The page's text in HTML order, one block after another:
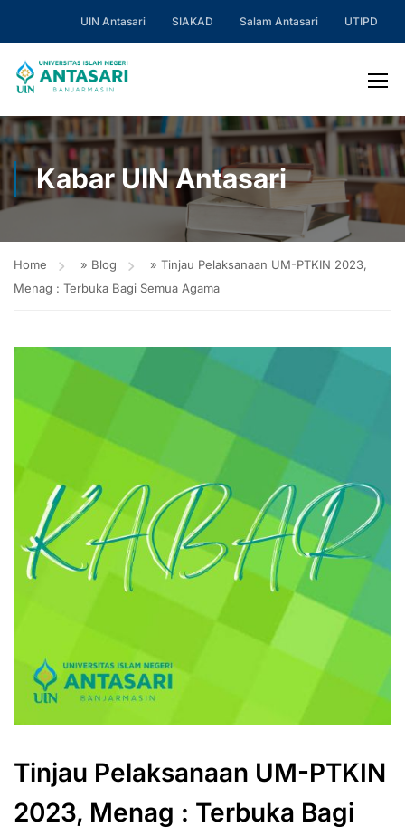
UIN Antasari SIAKAD Salam Antasari UTIPD
Kabar UIN Antasari
Home » Blog » Tinjau Pelaksanaan UM-PTKIN 2023,
Menag : Terbuka Bagi Semua Agama
Tinjau Pelaksanaan UM-PTKIN
2023, Menag : Terbuka Bagi